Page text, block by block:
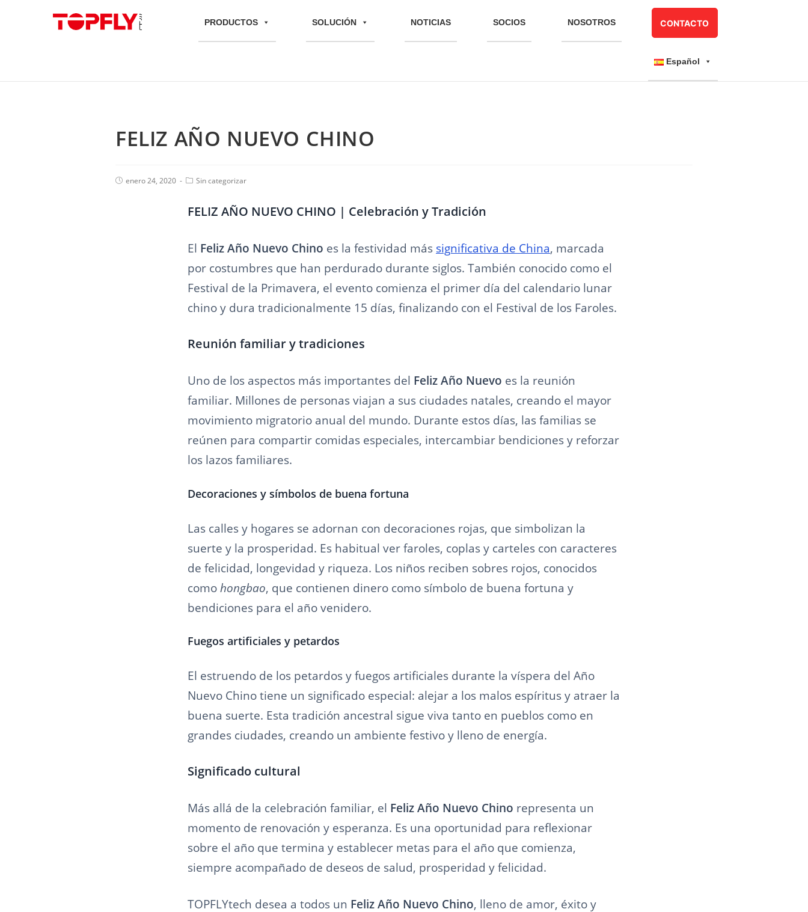
PRODUCTOS SOLUCIÓN NOTICIAS SOCIOS NOSOTROS CONTACTO
Español
FELIZ AÑO NUEVO CHINO
enero 24, 2020 Sin categorizar
FELIZ AÑO NUEVO CHINO | Celebración y Tradición
El Feliz Año Nuevo Chino es la festividad más significativa de China, marcada
por costumbres que han perdurado durante siglos. También conocido como el
Festival de la Primavera, el evento comienza el primer día del calendario lunar
chino y dura tradicionalmente 15 días, finalizando con el Festival de los Faroles.
Reunión familiar y tradiciones
Uno de los aspectos más importantes del Feliz Año Nuevo es la reunión
familiar. Millones de personas viajan a sus ciudades natales, creando el mayor
movimiento migratorio anual del mundo. Durante estos días, las familias se
reúnen para compartir comidas especiales, intercambiar bendiciones y reforzar
los lazos familiares.
Decoraciones y símbolos de buena fortuna
Las calles y hogares se adornan con decoraciones rojas, que simbolizan la
suerte y la prosperidad. Es habitual ver faroles, coplas y carteles con caracteres
de felicidad, longevidad y riqueza. Los niños reciben sobres rojos, conocidos
como hongbao, que contienen dinero como símbolo de buena fortuna y
bendiciones para el año venidero.
Fuegos artificiales y petardos
El estruendo de los petardos y fuegos artificiales durante la víspera del Año
Nuevo Chino tiene un significado especial: alejar a los malos espíritus y atraer la
buena suerte. Esta tradición ancestral sigue viva tanto en pueblos como en
grandes ciudades, creando un ambiente festivo y lleno de energía.
Significado cultural
Más allá de la celebración familiar, el Feliz Año Nuevo Chino representa un
momento de renovación y esperanza. Es una oportunidad para reflexionar
sobre el año que termina y establecer metas para el año que comienza,
siempre acompañado de deseos de salud, prosperidad y felicidad.
TOPFLYtech desea a todos un Feliz Año Nuevo Chino, lleno de amor, éxito y